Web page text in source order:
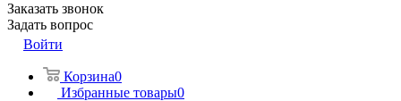
Заказать звонок
Задать вопрос
Войти
Корзина0
Избранные товары0